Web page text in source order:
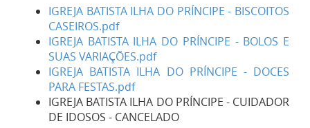
IGREJA BATISTA ILHA DO PRÍNCIPE - BISCOITOS
CASEIROS.pdf
IGREJA BATISTA ILHA DO PRÍNCIPE - BOLOS E
SUAS VARIAÇÕES.pdf
IGREJA BATISTA ILHA DO PRÍNCIPE - DOCES
PARA FESTAS.pdf
IGREJA BATISTA ILHA DO PRÍNCIPE - CUIDADOR
DE IDOSOS - CANCELADO